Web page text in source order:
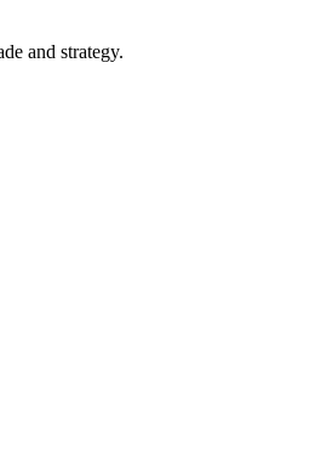
and strategy.